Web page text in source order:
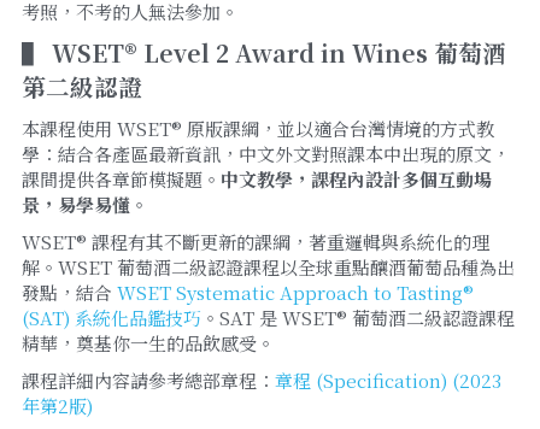
考照，不考的人無法參加。
▌ WSET® Level 2 Award in Wines 葡萄酒
第二級認證
本課程使用 WSET® 原版課綱，並以適合台灣情境的方式教
學：結合各產區最新資訊，中文外文對照課本中出現的原文，
課間提供各章節模擬題。 中文教學，課程內設計多個互動場
景，易學易懂。
WSET® 課程有其不斷更新的課綱，著重邏輯與系統化的理
解。WSET 葡萄酒二級認證課程以全球重點釀酒葡萄品種為出
發點，結合 WSET Systematic Approach to Tasting®
(SAT) 系統化品鑑技巧 。SAT 是 WSET® 葡萄酒二級認證課程
精華，奠基你一生的品飲感受。
課程詳細內容請參考總部章程： 章程 (Specification) (2023
年第2版)